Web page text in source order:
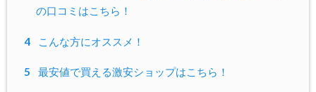
の口コミはこちら！
4 こんな方にオススメ！
5 最安値で買える激安ショップはこちら！